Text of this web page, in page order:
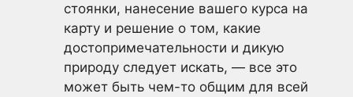
стоянки, нанесение вашего курса на
карту и решение о том, какие
достопримечательности и дикую
природу следует искать, — все это
может быть чем-то общим для всей